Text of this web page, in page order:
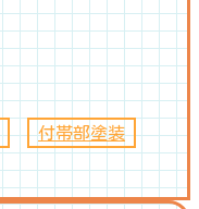
、 付帯部塗装 、